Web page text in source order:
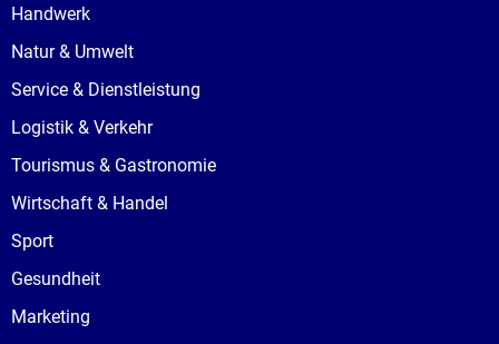
Handwerk
Natur & Umwelt
Service & Dienstleistung
Logistik & Verkehr
Tourismus & Gastronomie
Wirtschaft & Handel
Sport
Gesundheit
Marketing